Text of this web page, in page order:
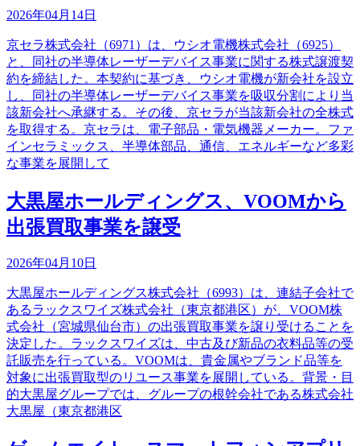
2026年04月14日
京セラ株式会社（6971）は、ウシオ電機株式会社（6925）
と、同社の半導体レーザーデバイス事業に関する株式譲渡契
約を締結した。本契約に基づき、ウシオ電機が新会社を設立
し、同社の半導体レーザーデバイス事業を吸収分割により当
該新会社へ承継する。その後、京セラが当該新会社の全株式
を取得する。京セラは、電子部品・電気機器メーカー。ファ
インセラミックス、半導体部品、通信、エネルギーなど多彩
な事業を展開して
大黒屋ホールディングス、VOOMから
出張買取事業を譲受
2026年04月10日
大黒屋ホールディングス株式会社（6993）は、連結子会社で
あるラックスワイズ株式会社（東京都港区）が、VOOM株
式会社（宮城県仙台市）の出張買取事業を譲り受けることを
決定した。ラックスワイズは、中古及び新品の衣料品等の受
託販売を行っている。VOOMは、貴金属やブランド品等を
対象に出張買取型のリユース事業を展開している。背景・目
的大黒屋グループでは、グループの根幹会社である株式会社
大黒屋（東京都港区